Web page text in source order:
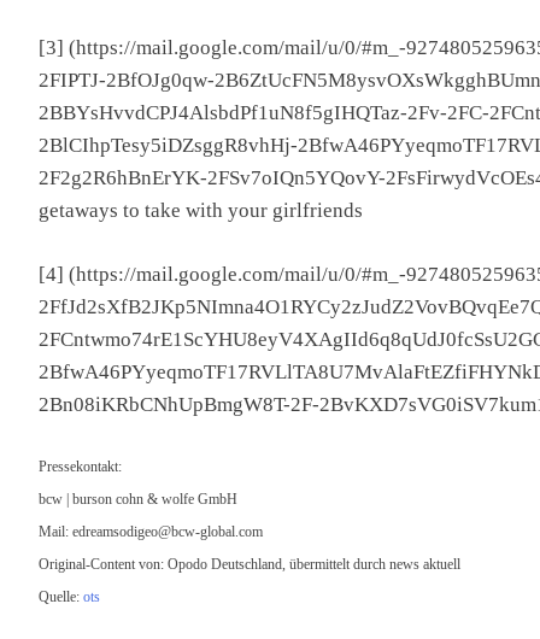
[3] (https://mail.google.com/mail/u/0/#m_-
2FIPTJ-2BfOJg0qw-
2BBYsHvvdCPJ4AlsbdPf1uN8f5gIHQTaz-2Fv-2FC-
2BlCIhpTesy5iDZsggR8vhHj-
2F2g2R6hBnErYK-2FSv7oIQn5YQovY-
getaways to take with your girlfriends
[4] (https://mail.google.com/mail/u/0/#m_-
2Bn08iKRbCNhUpBmgW8T-2F-
Pressekontakt:
bcw | burson cohn & wolfe GmbH
Mail: edreamsodigeo@bcw-global.com
Original-Content von: Opodo Deutschland, übermittelt durch news aktuell
Quelle: ots